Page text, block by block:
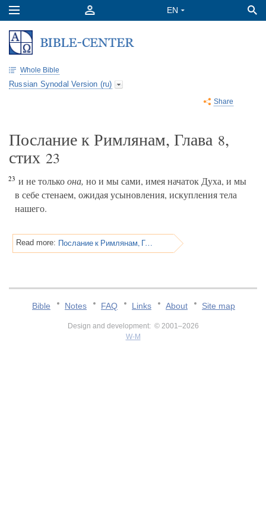
Whole Bible
Russian Synodal Version (ru)
Share
Послание к Римлянам, Глава 8,
стих 23
23 и не толькоона, но и мы сами, имея начаток Духа, и мы
в себе стенаем, ожидая усыновления, искупления тела
нашего.
Read more: Послание к Римлянам, Глава 8
Bible Notes FAQ Links About Site map
Design and development: © 2001–2026
W-M